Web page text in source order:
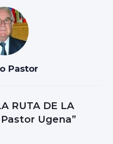
Pastor
RUTA DE LA
Ugena”